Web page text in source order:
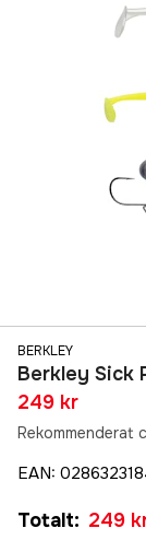
BERKLEY
Berkley Sick
249 kr
Rekommenderat
EAN:
Totalt: 249